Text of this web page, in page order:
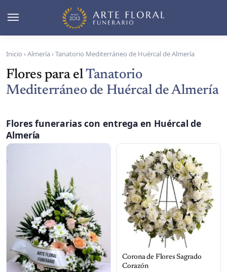
Inicio ›Almería›Tanatorio Mediterráneo de Huércal de Almería
Flores para elTanatorio
Mediterráneo de Huércal de Almería
Flores funerarias con entrega en Huércal de
Almería
Corona de Flores Sagrado
Corazón